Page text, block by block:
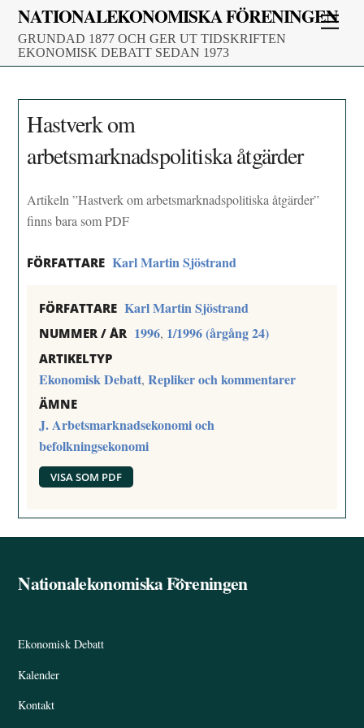
Skip
content
NATIONALEKONOMISKA FÖRENINGEN
GRUNDAD 1877 OCH GER UT TIDSKRIFTEN
EKONOMISK DEBATT SEDAN 1973
Hastverk om
arbetsmarknadspolitiska åtgärder
Artikeln ”Hastverk om arbetsmarknadspolitiska åtgärder”
finns bara som PDF
FÖRFATTARE Karl Martin Sjöstrand
FÖRFATTARE Karl Martin Sjöstrand
NUMMER / ÅR 1996, 1/1996 (årgång 24)
ARTIKELTYP
Ekonomisk Debatt,Repliker och kommentarer
ÄMNE
J. Arbetsmarknadsekonomi och
befolkningsekonomi
VISA SOM PDF
Back
Nationalekonomiska Föreningen
Ekonomisk Debatt
Kalender
Kontakt